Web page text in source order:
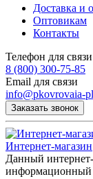
Доставка и
Оптовикам
Контакты
Телефон для связи
8 (800) 300-75-85
Email для связи
info@pkovrovaia-
Заказать звонок
Интернет-магазин
Данный
информационный